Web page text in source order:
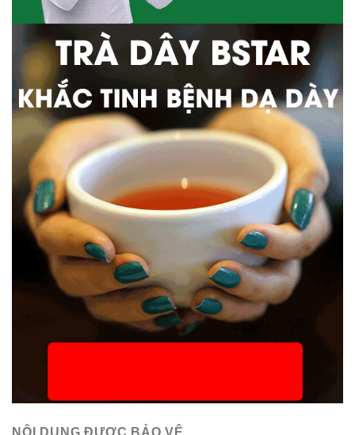
NỘI DUNG ĐƯỢC BẢO VỆ